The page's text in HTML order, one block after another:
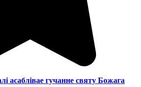
асаблівае гучанне святу Божага